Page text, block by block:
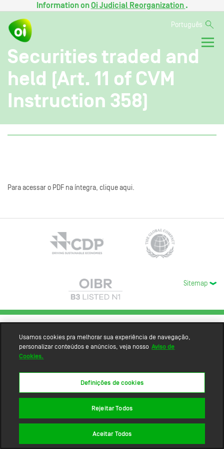
Information onOi Judicial Reorganization .
Português
Securities traded and
held (Art. 11 of CVM
Instruction 358)
Para acessar o PDF na íntegra, clique aqui.
Sitemap
Usamos cookies pra melhorar sua experiência de navegação,
personalizar conteúdos e anúncios, veja nosso Aviso de
Cookies.
Definições de cookies
Rejeitar Todos
Aceitar Todos